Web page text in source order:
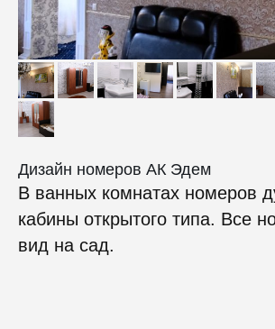
Дизайн номеров АК Эдем
В ванных комнатах номеров
кабины открытого типа. Все
вид на сад.